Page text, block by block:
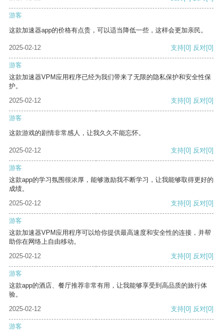
游客
这款加速器app的价格有点贵，可以适当降低一些，这样会更加亲民。
2025-02-12 支持[0] 反对[0]
游客
这款加速器VPM应用程序已经为我们带来了无限的隐私保护和安全性保
护。
2025-02-12
支持[0] 反对[0]
游客
这款游戏的剧情非常感人，让我久久不能忘怀。
2025-02-12 支持[0] 反对[0]
游客
这款app的学习氛围很浓厚，能够激励我不断学习，让我能够取得更好的
成绩。
2025-02-12
支持[0] 反对[0]
游客
这款加速器VPM应用程序可以给你提供最高速度和安全性的连接，并帮
助你在网络上自由移动。
2025-02-12
支持[0] 反对[0]
游客
这款app的酒店、餐厅推荐非常有用，让我能够享受到高品质的旅行体
验。
2025-02-12
支持[0] 反对[0]
游客